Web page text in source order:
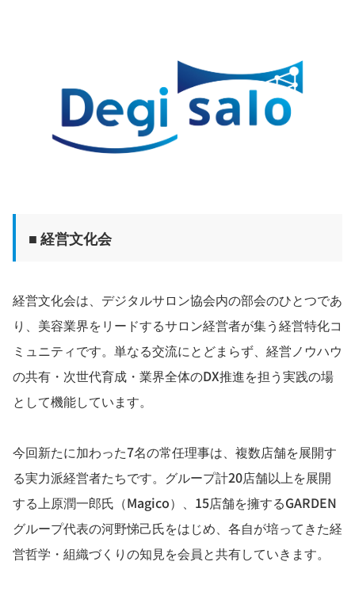
■ 経営文化会
経営文化会は、デジタルサロン協会内の部会のひとつであ
り、美容業界をリードするサロン経営者が集う経営特化コ
ミュニティです。単なる交流にとどまらず、経営ノウハウ
の共有・次世代育成・業界全体のDX推進を担う実践の場
として機能しています。
今回新たに加わった7名の常任理事は、複数店舗を展開す
る実力派経営者たちです。グループ計20店舗以上を展開
する上原潤一郎氏（Magico）、15店舗を擁するGARDEN
グループ代表の河野悌己氏をはじめ、各自が培ってきた経
営哲学・組織づくりの知見を会員と共有していきます。